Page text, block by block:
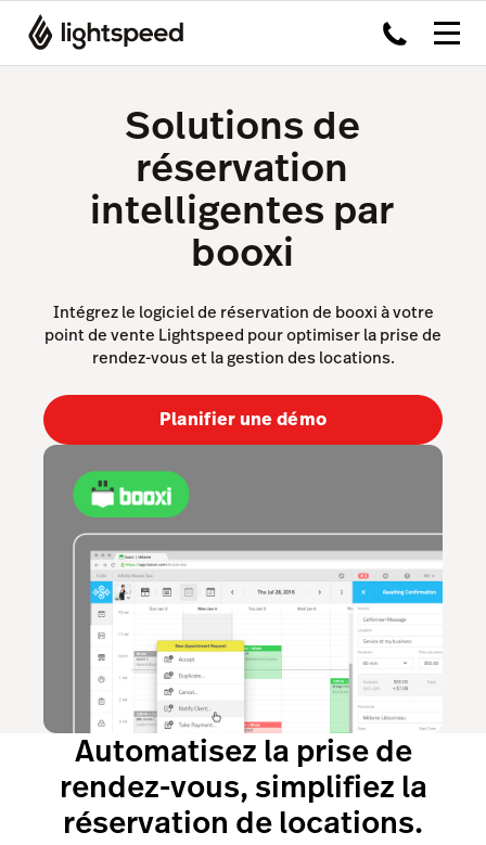
Solutions de
réservation
intelligentes par
booxi
Intégrez le logiciel de réservation de booxi à votre
point de vente Lightspeed pour optimiser la prise de
rendez-vous et la gestion des locations.
Planifier une démo
Automatisez la prise de
rendez-vous, simplifiez la
réservation de locations.